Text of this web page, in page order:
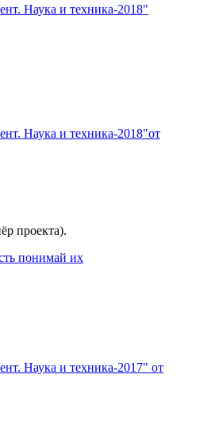
Наука и техника-2018"
Наука и техника-2018"от
проекта).
понимай их
Наука и техника-2017" от